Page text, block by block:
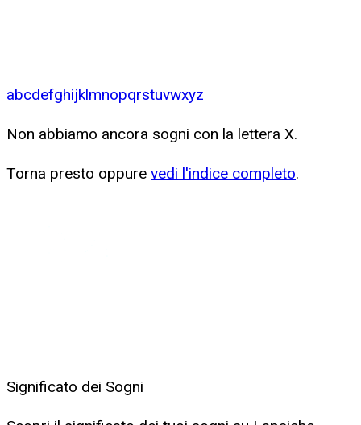
abcdefghijklmnopqrstuvwxyz
Non abbiamo ancora sogni con la lettera X.
Torna presto oppure vedi l'indice completo.
Significato dei Sogni